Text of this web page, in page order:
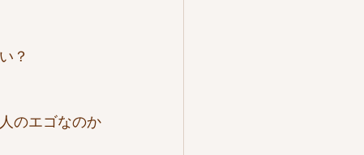
？
のエゴなのか